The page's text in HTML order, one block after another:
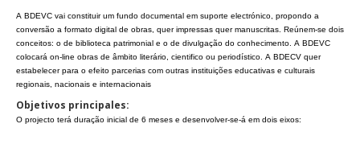
A BDEVC vai constituir um fundo documental em suporte electrónico, propondo a
conversão a formato digital de obras, quer impressas quer manuscritas. Reúnem-se dois
conceitos: o de biblioteca patrimonial e o de divulgação do conhecimento. A BDEVC
colocará on-line obras de âmbito literário, cientifico ou periodístico. A BDECV quer
estabelecer para o efeito parcerias com outras instituições educativas e culturais
regionais, nacionais e internacionais
Objetivos principales:
O projecto terá duração inicial de 6 meses e desenvolver-se-á em dois eixos: